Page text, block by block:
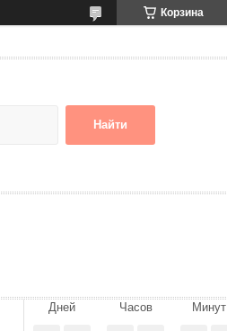
Корзина
Найти
Дней Часов Минут